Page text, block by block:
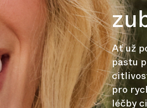
Ať už
pastu
pro
léčby